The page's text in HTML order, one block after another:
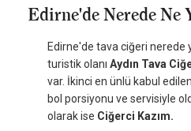
Edirne'de Nerede Ne
Edirne'de tava ciğeri nerede
turistik olanı Aydın Tava
var. İkinci en ünlü kabul
bol porsiyonu ve servisiyle
olarak ise Ciğerci Kazım.